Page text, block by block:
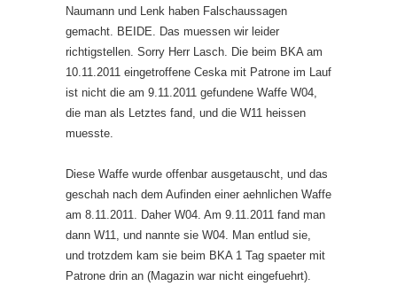
Naumann und Lenk haben Falschaussagen
gemacht. BEIDE. Das muessen wir leider
richtigstellen. Sorry Herr Lasch. Die beim BKA am
10.11.2011 eingetroffene Ceska mit Patrone im Lauf
ist nicht die am 9.11.2011 gefundene Waffe W04,
die man als Letztes fand, und die W11 heissen
muesste.
Diese Waffe wurde offenbar ausgetauscht, und das
geschah nach dem Aufinden einer aehnlichen Waffe
am 8.11.2011. Daher W04. Am 9.11.2011 fand man
dann W11, und nannte sie W04. Man entlud sie,
und trotzdem kam sie beim BKA 1 Tag spaeter mit
Patrone drin an (Magazin war nicht eingefuehrt).